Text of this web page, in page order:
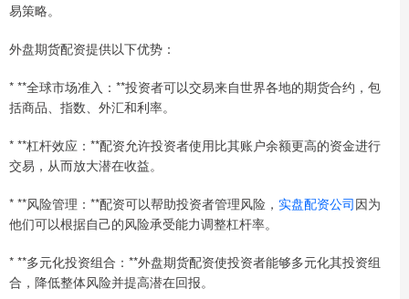
易策略。
外盘期货配资提供以下优势：
* **全球市场准入：**投资者可以交易来自世界各地的期货合约，包
括商品、指数、外汇和利率。
* **杠杆效应：**配资允许投资者使用比其账户余额更高的资金进行
交易，从而放大潜在收益。
* **风险管理：**配资可以帮助投资者管理风险， 实盘配资公司因为
他们可以根据自己的风险承受能力调整杠杆率。
* **多元化投资组合：**外盘期货配资使投资者能够多元化其投资组
合，降低整体风险并提高潜在回报。